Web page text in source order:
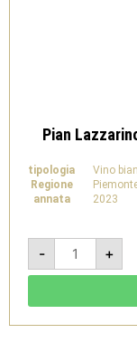
Pian
tipologia
Vino
Regione
annata
2023
-
Pian
Lazzarino
2023
-
-
+